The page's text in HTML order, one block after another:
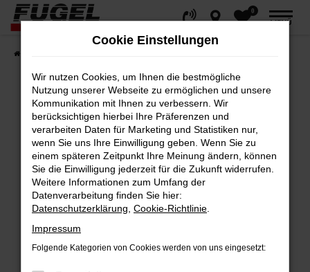
Zum
Hauptinhalt
springen
0
MENÜ
Fehler: Network Error
Beim Laden ist ein Fehler aufgetreten.
Hier sind ein paar Tipps, die dir helfen können:
Überprüfe deine Firewall und deine
Internetverbindung.
Laden andere Webseiten, zum Beispiel
deine Suchmaschine?
Cookie Einstellungen
Wir nutzen Cookies, um Ihnen die bestmögliche
Nutzung unserer Webseite zu ermöglichen und unsere
Kommunikation mit Ihnen zu verbessern. Wir
berücksichtigen hierbei Ihre Präferenzen und
verarbeiten Daten für Marketing und Statistiken nur,
wenn Sie uns Ihre Einwilligung geben. Wenn Sie zu
einem späteren Zeitpunkt Ihre Meinung ändern, können
Sie die Einwilligung jederzeit für die Zukunft widerrufen.
Weitere Informationen zum Umfang der
Datenverarbeitung finden Sie hier:
Datenschutzerklärung Cookie-Richtlinie
Impressum
Folgende Kategorien von Cookies werden von uns eingesetzt: